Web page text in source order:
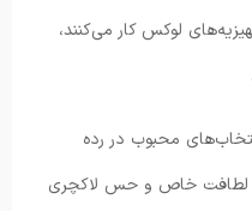
لوکس کار می‌کنند،
محبوب در رده
لطافت خاص و حس لاکچری